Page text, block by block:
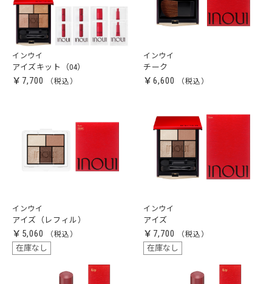
インウイ
アイズキット（04）
￥7,700
インウイ
チーク
￥6,600
インウイ
アイズ（レフィル）
￥5,060
在庫なし
インウイ
アイズ
￥7,700
在庫なし